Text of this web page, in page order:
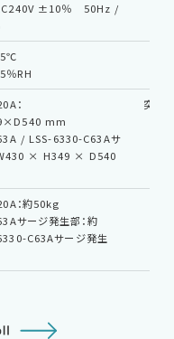
±10％ 50Hz /
％RH
：
mm
/ LSS-6330-C63Aサ
W430 × H349 × D540
突起
：約50kg
サージ発生部：約
C63Aサージ発生